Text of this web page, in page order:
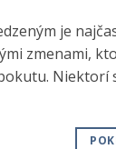
je
zmenami,
Niektorí